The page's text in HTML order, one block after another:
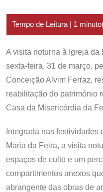
A visita noturna à Igreja
sexta-feira, 31 de março,
Conceição Alvim Ferraz,
reabilitação do património
Casa da Misericórdia da
Integrada nas festividades
Maria da Feira, a visita
espaços de culto e um
compartimentos anexos
abrangente das obras de